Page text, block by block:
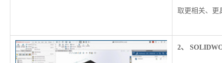
取更相关、更
2、